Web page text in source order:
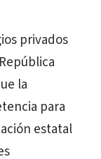
privados
la
para
estatal